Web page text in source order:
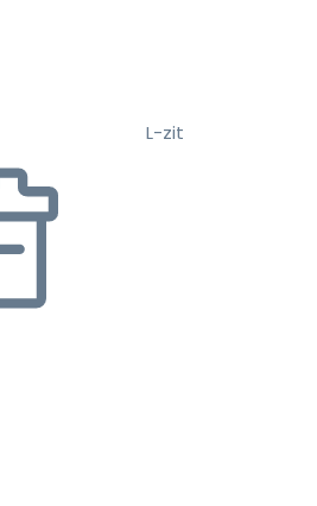
L-zit